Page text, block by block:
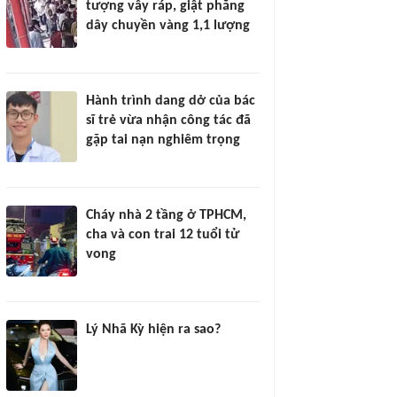
tượng vây ráp, giật phăng
dây chuyền vàng 1,1 lượng
Hành trình dang dở của bác
sĩ trẻ vừa nhận công tác đã
gặp tai nạn nghiêm trọng
Cháy nhà 2 tầng ở TPHCM,
cha và con trai 12 tuổi tử
vong
Lý Nhã Kỳ hiện ra sao?